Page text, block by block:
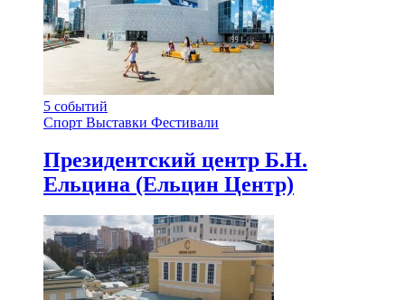
5 событий
Спорт Выставки Фестивали
Президентский центр Б.Н.
Ельцина (Ельцин Центр)